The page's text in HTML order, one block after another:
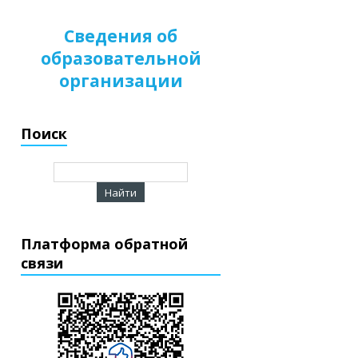
Сведения об
образовательной
организации
Поиск
Платформа обратной
связи